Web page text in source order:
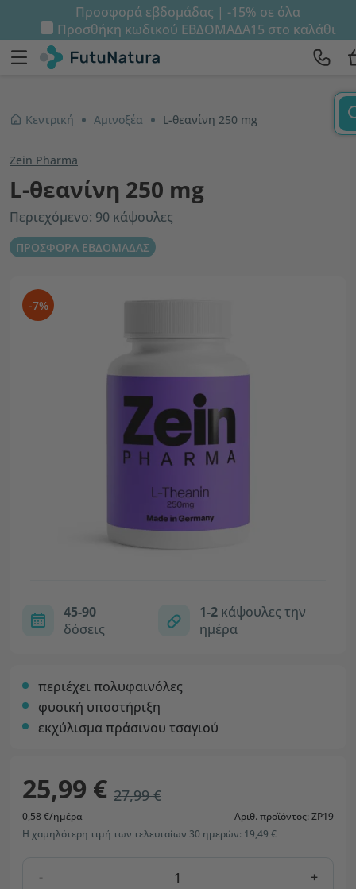
Προσφορά εβδομάδας | -15% σε όλα
Προσθήκη κωδικού ΕΒΔΟΜΑΔΑ15 στο καλάθι
Κεντρική Αμινοξέα L-θεανίνη 250 mg
Zein Pharma
L-θεανίνη 250 mg
Περιεχόμενο: 90 κάψουλες
ΠΡΟΣΦΟΡΑ ΕΒΔΟΜΑΔΑΣ
-7%
45-90
δόσεις
1-2 κάψουλες την
ημέρα
περιέχει πολυφαινόλες
φυσική υποστήριξη
εκχύλισμα πράσινου τσαγιού
25,99 € 27,99 €
0,58 €/ημέρα
Αριθ. προϊόντος: ZP19
Η χαμηλότερη τιμή των τελευταίων 30 ημερών: 19,49 €
- +